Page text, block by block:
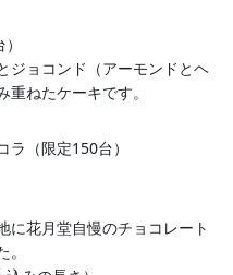
ジョコンド（アーモンドとヘ
ねたケーキです。
ラ（限定150台）
に花月堂自慢のチョコレート